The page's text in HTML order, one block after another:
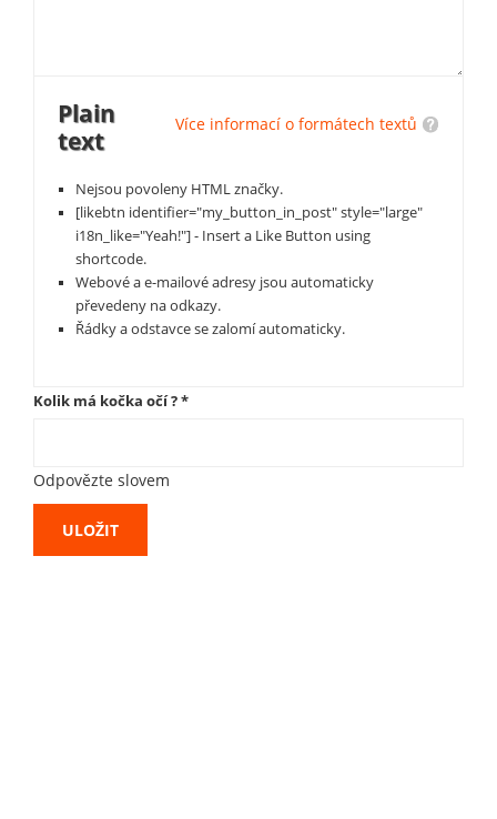
Více informací o formátech textů
Plain
text
Nejsou povoleny HTML značky.
[likebtn identifier="my_button_in_post" style="large"
i18n_like="Yeah!"] - Insert a Like Button using
shortcode.
Webové a e-mailové adresy jsou automaticky
převedeny na odkazy.
Řádky a odstavce se zalomí automaticky.
Kolik má kočka očí ?*
Odpovězte slovem